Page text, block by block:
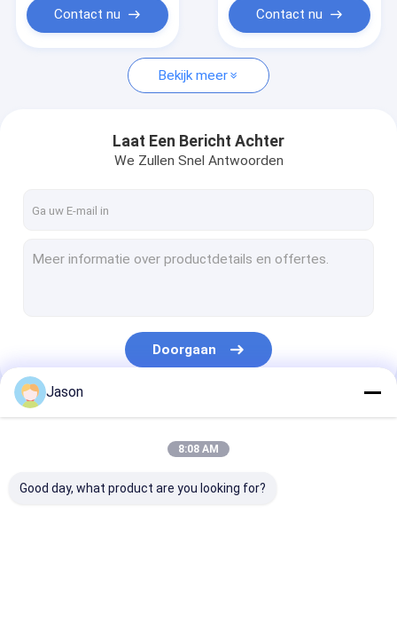
Gevallen
Vraag een offerte
Elektrische Stadsbus
Elektrische Bus Bus
Onderlegger voor glazenbussen
Contact nu Contact nu
Bekijk meer
Laat Een Bericht Achter
We Zullen Snel Antwoorden
Doorgaan
Onze Categorieën
Jason
8:08 AM
Good day, what product are you looking for?